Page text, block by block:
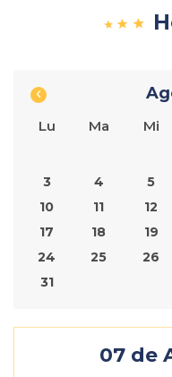
Lu Ma Mi
3
4 5
10
11 12
17
18 19
24
25 26
31
07 de